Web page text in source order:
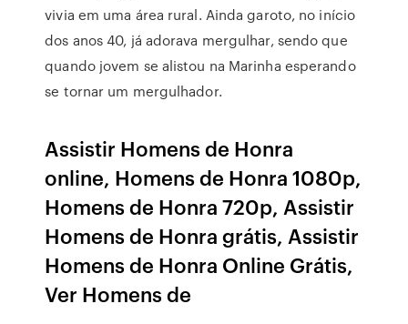
vivia em uma área rural. Ainda garoto, no início
dos anos 40, já adorava mergulhar, sendo que
quando jovem se alistou na Marinha esperando
se tornar um mergulhador.
Assistir Homens de Honra
online, Homens de Honra 1080p,
Homens de Honra 720p, Assistir
Homens de Honra grátis, Assistir
Homens de Honra Online Grátis,
Ver Homens de